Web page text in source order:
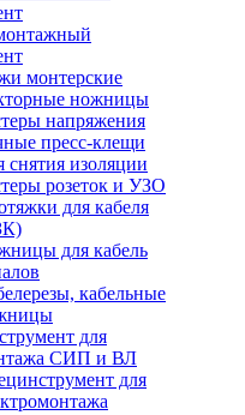
монтерские
ножницы
напряжения
пресс-клещи
снятия изоляции
розеток и УЗО
для кабеля
для кабель
кабельные
для
СИП и ВЛ
для